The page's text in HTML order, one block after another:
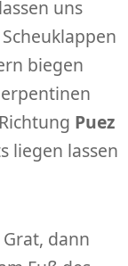
uns
biegen
Puez
liegen lassen
dann